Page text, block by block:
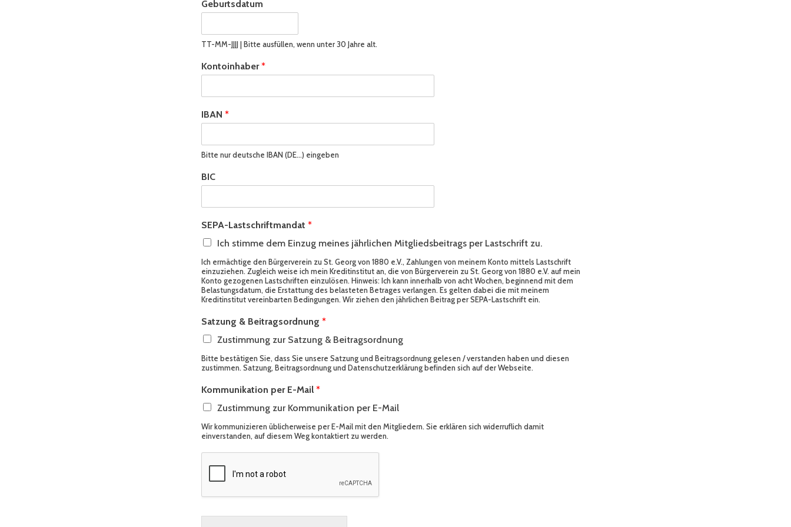
Geburtsdatum
TT-MM-JJJJ | Bitte ausfüllen, wenn unter 30 Jahre alt.
*
*
e
t
a
g
o
r
u
n
g
Kontoinhaber*
IBAN *
Bitte nur deutsche IBAN (DE…) eingeben
BIC
SEPA-Lastschriftmandat *
Ich stimme dem Einzug meines jährlichen Mitgliedsbeitrags per Lastschrift zu.
Ich ermächtige den Bürgerverein zu St. Georg von 1880 e.V., Zahlungen von meinem Konto mittels Lastschrift
einzuziehen. Zugleich weise ich mein Kreditinstitut an, die von Bürgerverein zu St. Georg von 1880 e.V. auf mein
Konto gezogenen Lastschriften einzulösen. Hinweis: Ich kann innerhalb von acht Wochen, beginnend mit dem
Belastungsdatum, die Erstattung des belasteten Betrages verlangen. Es gelten dabei die mit meinem
Kreditinstitut vereinbarten Bedingungen. Wir ziehen den jährlichen Beitrag per SEPA-Lastschrift ein.
Satzung & Beitragsordnung *
Zustimmung zur Satzung & Beitragsordnung
Bitte bestätigen Sie, dass Sie unsere Satzung und Beitragsordnung gelesen / verstanden haben und diesen
zustimmen. Satzung, Beitragsordnung und Datenschutzerklärung befinden sich auf der Webseite.
Kommunikation per E-Mail *
Zustimmung zur Kommunikation per E-Mail
Wir kommunizieren üblicherweise per E-Mail mit den Mitgliedern. Sie erklären sich widerruflich damit
einverstanden, auf diesem Weg kontaktiert zu werden.